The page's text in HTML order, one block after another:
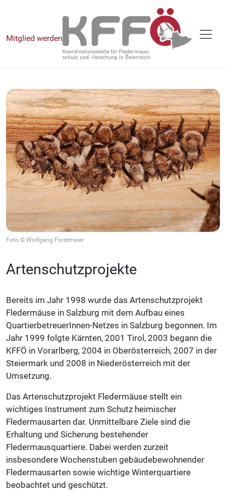
Mitglied werden
Foto © Wolfgang Forstmeier
Artenschutzprojekte
Bereits im Jahr 1998 wurde das Artenschutzprojekt
Fledermäuse in Salzburg mit dem Aufbau eines
QuartierbetreuerInnen-Netzes in Salzburg begonnen. Im
Jahr 1999 folgte Kärnten, 2001 Tirol, 2003 begann die
KFFÖ in Vorarlberg, 2004 in Oberösterreich, 2007 in der
Steiermark und 2008 in Niederösterreich mit der
Umsetzung.
Das Artenschutzprojekt Fledermäuse stellt ein
wichtiges Instrument zum Schutz heimischer
Fledermausarten dar. Unmittelbare Ziele sind die
Erhaltung und Sicherung bestehender
Fledermausquartiere. Dabei werden zurzeit
insbesondere Wochenstuben gebäudebewohnender
Fledermausarten sowie wichtige Winterquartiere
beobachtet und geschützt.